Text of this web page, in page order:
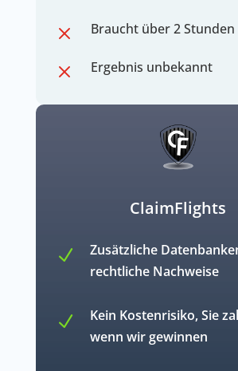
M Braucht über 2 Stunden
M Ergebnis unbekannt
ClaimFlights
N
Zusätzliche
rechtliche Nachweise
N
Kein Kostenrisiko, Sie
wenn wir gewinnen